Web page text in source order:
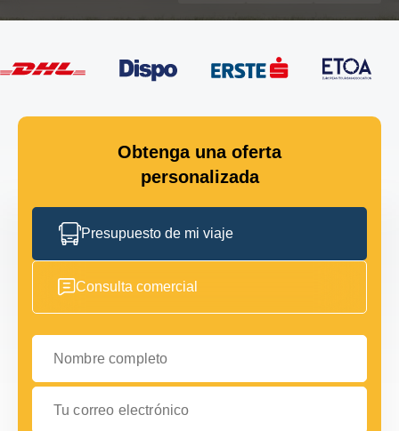
Obtenga una oferta
personalizada
Presupuesto de mi viaje
Consulta comercial
Nombre completo
Tu correo electrónico